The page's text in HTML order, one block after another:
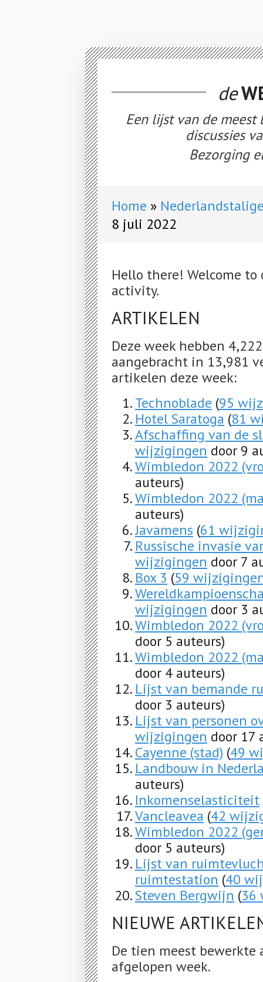
de
Een lijst van de
discussies
Bezorging
Home
8 juli 2022
Hello there! Welcome
activity.
ARTIKELEN
Deze week hebben
aangebracht in 13,981
artikelen deze week:
Technoblade (95
Hotel Saratoga (81
Afschaffing van de
wijzigingen door 9
Wimbledon 2022
auteurs)
Wimbledon 2022
auteurs)
Javamens (61
Russische invasie
wijzigingen door 7
Box 3 (59
wijzigingen door 3
Wimbledon 2022
door 5 auteurs)
Wimbledon 2022
door 4 auteurs)
Lijst van bemande
door 3 auteurs)
Lijst van personen
wijzigingen door 17
Cayenne (stad) (49
Landbouw in
auteurs)
Inkomenselasticiteit
Vancleavea (42
Wimbledon 2022
door 5 auteurs)
Lijst van
ruimtestation (40
Steven Bergwijn (36
NIEUWE
De tien meest
afgelopen week.